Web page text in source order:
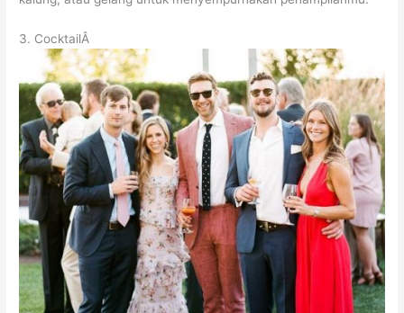
3. CocktailÂ